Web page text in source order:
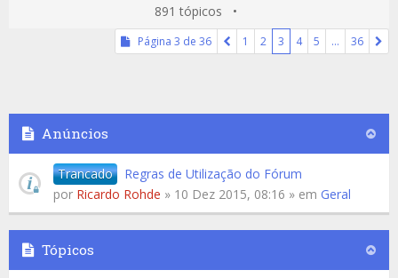
891 tópicos •
Página 3 de 36 1 2 3 4 5 … 36
Anúncios
Trancado
Regras de Utilização do Fórum
por Ricardo Rohde » 10 Dez 2015, 08:16 » em Geral
Tópicos